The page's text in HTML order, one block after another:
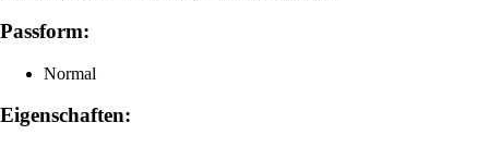
Passform:
Normal
Eigenschaften: